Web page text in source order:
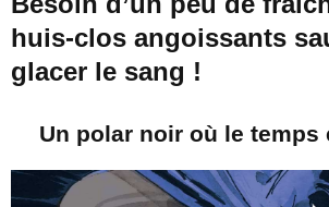
huis-clos angoissants
glacer le sang !
Un polar noir où le temps